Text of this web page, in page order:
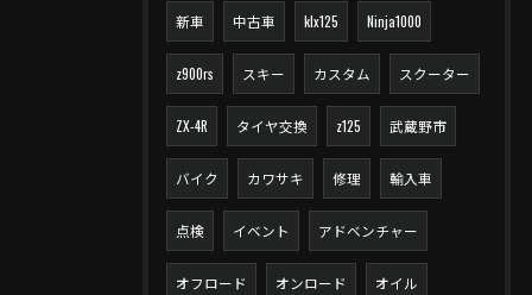
新車 中古車 klx125 Ninja1000
z900rs スキー カスタム スクーター
ZX-4R タイヤ交換 z125 武蔵野市
バイク カワサキ 修理 輸入車
点検 イベント アドベンチャー
オフロード オンロード オイル